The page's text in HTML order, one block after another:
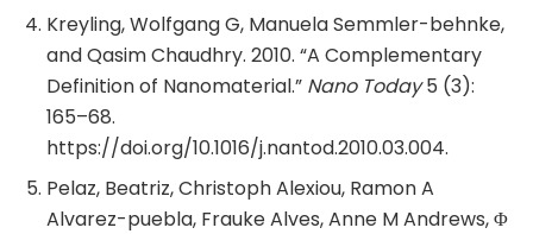
Kreyling, Wolfgang G, Manuela Semmler-behnke,
and Qasim Chaudhry. 2010. “A Complementary
Definition of Nanomaterial.” Nano Today5 (3):
165–68.
https://doi.org/10.1016/j.nantod.2010.03.004.
Pelaz, Beatriz, Christoph Alexiou, Ramon A
Alvarez-puebla, Frauke Alves, Anne M Andrews, Φ